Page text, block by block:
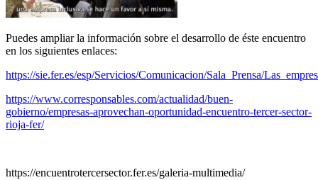
Puedes ampliar la información sobre el desarrollo de éste encuentro
en los siguientes enlaces:
https://sie.fer.es/esp/Servicios/Comunicacion/Sala_Prensa/
https://www.corresponsables.com/actualidad/buen-
gobierno/empresas-aprovechan-oportunidad-encuentro-tercer-sector-
rioja-fer/
https://encuentrotercersector.fer.es/galeria-multimedia/